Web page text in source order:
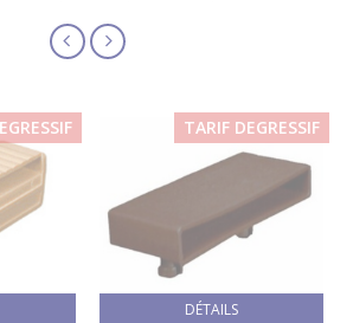
DÉTAILS
TARIF DEGRESSIF